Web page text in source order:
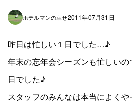
ホテルマンの幸せ2011年07月31日
昨日は忙しい１日でした…♪
年末の忘年会シーズンも忙しい
日でした♪
スタッフのみんなは本当によく